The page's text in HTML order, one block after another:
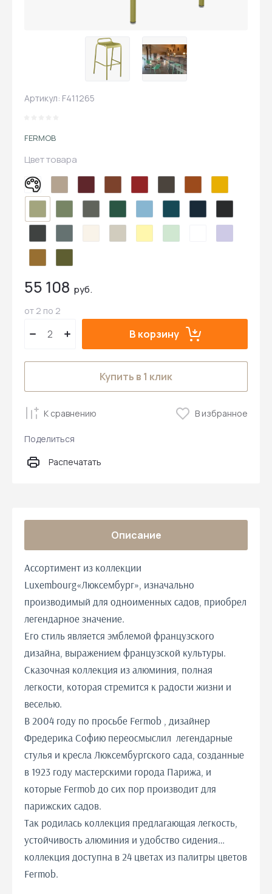
Артикул: F411265
FERMOB
Цвет товара
55 108 руб.
от 2 по 2
В корзину
Купить в 1 клик
К сравнению В избранное
Поделиться
Распечатать
Описание
Ассортимент из коллекции
Luxembourg«Люксембург», изначально
производимый для одноименных садов, приобрел
легендарное значение.
Его стиль является эмблемой французского
дизайна, выражением французской культуры.
Сказочная коллекция из алюминия, полная
легкости, которая стремится к радости жизни и
веселью.
В 2004 году по просьбе Fermob , дизайнер
Фредерика Софию переосмыслил легендарные
стулья и кресла Люксембургского сада, созданные
в 1923 году мастерскими города Парижа, и
которые Fermob до сих пор производит для
парижских садов.
Так родилась коллекция предлагающая легкость,
устойчивость алюминия и удобство сидения…
коллекция доступна в 24 цветах из палитры цветов
Fermob.